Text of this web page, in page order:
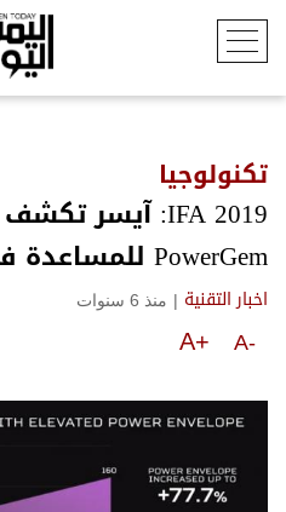
تكنولوجيا
PowerGem للمساعدة في تبريد الأجهزة
اخبار التقنية | منذ 6 سنوات
A-
A+